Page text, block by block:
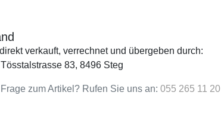
verkauft, verrechnet und übergeben durch:
83, 8496 Steg
zum Artikel? Rufen Sie uns an: 055 265 11 20